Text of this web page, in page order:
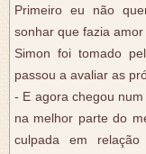
Primeiro eu não
sonhar que fazia amor
Simon foi tomado
passou a avaliar as
- E agora chegou
na melhor parte do
culpada em